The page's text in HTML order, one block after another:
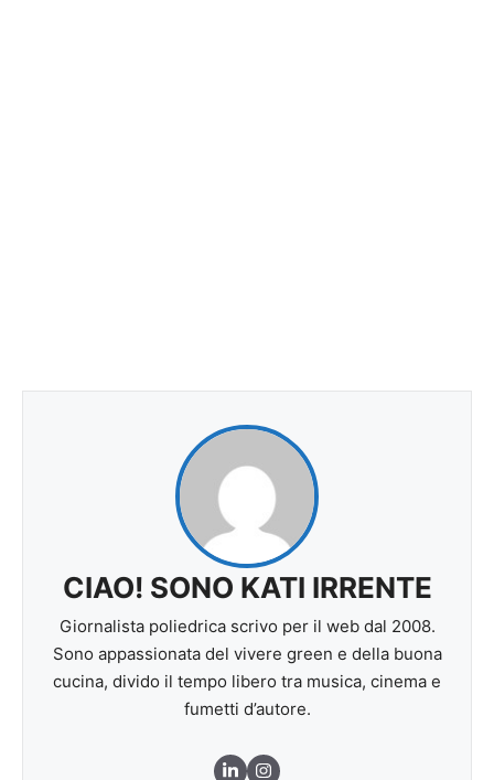
CIAO! SONO KATI IRRENTE
Giornalista poliedrica scrivo per il web dal 2008.
Sono appassionata del vivere green e della buona
cucina, divido il tempo libero tra musica, cinema e
fumetti d’autore.